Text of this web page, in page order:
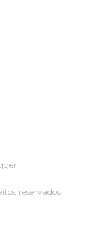
reservados